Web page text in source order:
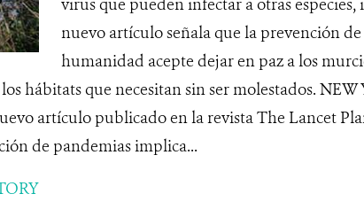
nuevo artículo señala que la prevención
humanidad acepte dejar en paz a los
hábitats que necesitan sin ser molestados.
artículo publicado en la revista The Lancet
de pandemias implica...